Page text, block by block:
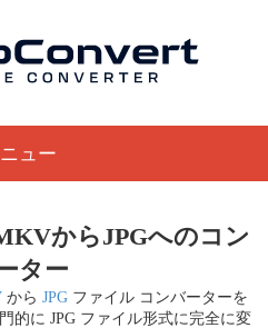
ュー
からJPGへのコン
ター
から JPGファイル コンバーターを
的に JPG ファイル形式に完全に変